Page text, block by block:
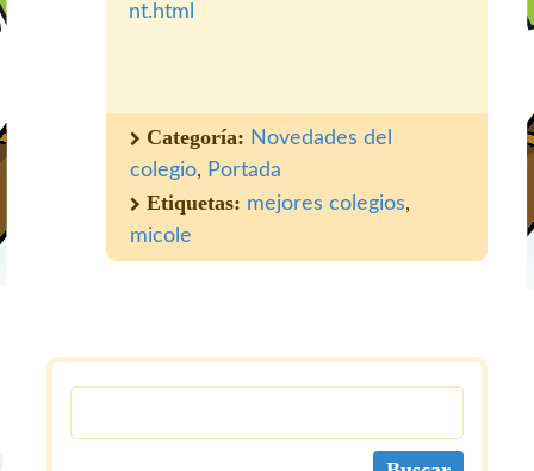
nt.html
Categoría: Novedades del
colegio, Portada
Etiquetas: mejores colegios,
micole